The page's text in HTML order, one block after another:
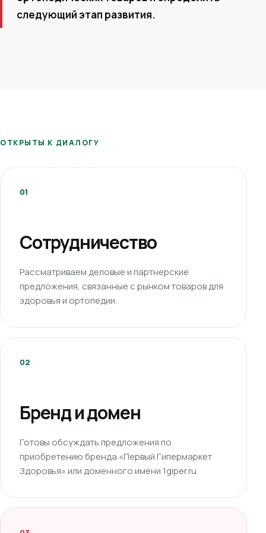
следующий этап развития.
ОТКРЫТЫ К ДИАЛОГУ
01
Сотрудничество
Рассматриваем деловые и партнерские
предложения, связанные с рынком товаров для
здоровья и ортопедии.
02
Бренд и домен
Готовы обсуждать предложения по
приобретению бренда «Первый Гипермаркет
Здоровья» или доменного имени 1giper.ru.